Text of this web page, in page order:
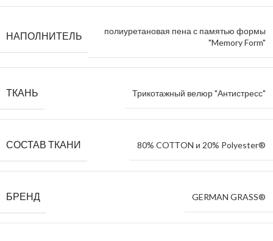
НАПОЛНИТЕЛЬ
полиуретановая пена с памятью формы
"Memory Form"
ТКАНЬ Трикотажный велюр "Антистресс"
СОСТАВ ТКАНИ 80% COTТON и 20% Polyester®
БРЕНД GERMAN GRASS®